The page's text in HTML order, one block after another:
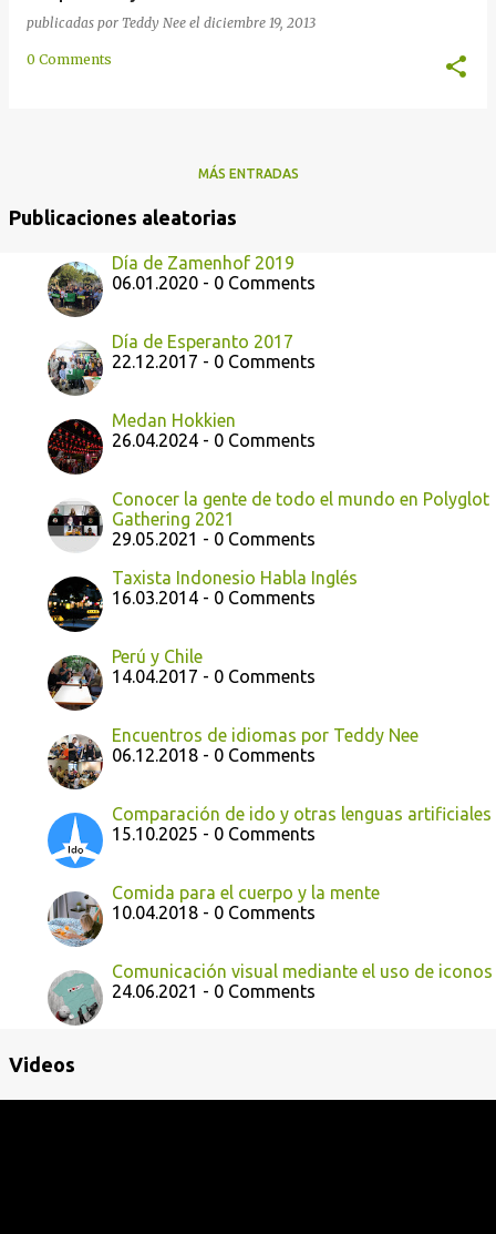
publicadas por Teddy Nee el diciembre 19, 2013
0 Comments
MÁS ENTRADAS
Publicaciones aleatorias
Día de Zamenhof 2019
06.01.2020 - 0 Comments
Día de Esperanto 2017
22.12.2017 - 0 Comments
Medan Hokkien
26.04.2024 - 0 Comments
Conocer la gente de todo el mundo en Polyglot
Gathering 2021
29.05.2021 - 0 Comments
Taxista Indonesio Habla Inglés
16.03.2014 - 0 Comments
Perú y Chile
14.04.2017 - 0 Comments
Encuentros de idiomas por Teddy Nee
06.12.2018 - 0 Comments
Comparación de ido y otras lenguas artificiales
15.10.2025 - 0 Comments
Comida para el cuerpo y la mente
10.04.2018 - 0 Comments
Comunicación visual mediante el uso de iconos
24.06.2021 - 0 Comments
Videos